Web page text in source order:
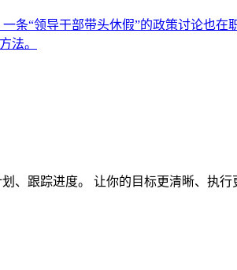
条“领导干部带头休假”的政策讨论也
法。
、跟踪进度。 让你的目标更清晰、执行